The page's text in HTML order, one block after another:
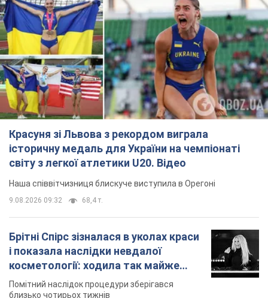
Красуня зі Львова з рекордом виграла
історичну медаль для України на чемпіонаті
світу з легкої атлетики U20. Відео
Наша співвітчизниця блискуче виступила в Орегоні
9.08.2026 09:32 68,4 т.
Брітні Спірс зізналася в уколах краси
і показала наслідки невдалої
косметології: ходила так майже
місяць
Помітний наслідок процедури зберігався
близько чотирьох тижнів